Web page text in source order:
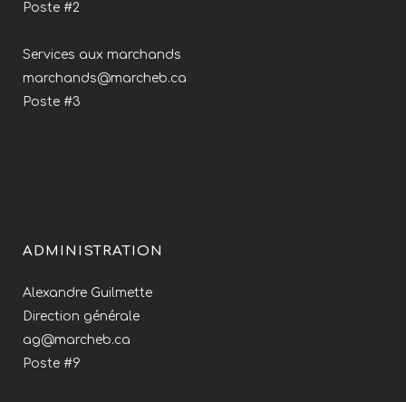
Poste #2
Services aux marchands
marchands@marcheb.ca
Poste #3
ADMINISTRATION
Alexandre Guilmette
Direction générale
ag@marcheb.ca
Poste #9